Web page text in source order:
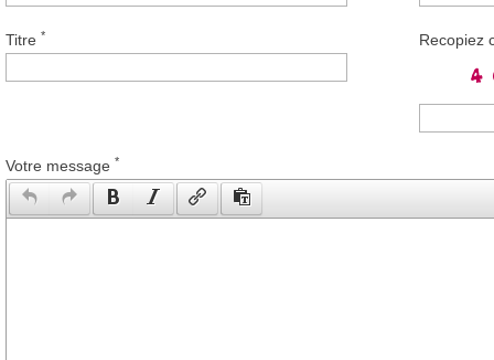
Titre * Recopiez
Votre message *